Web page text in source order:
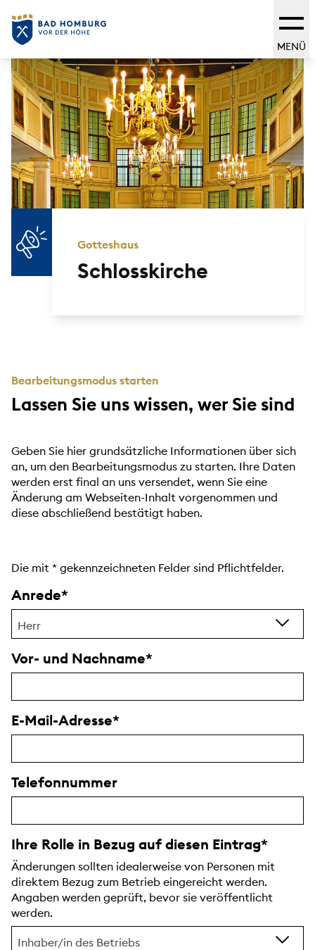
MENÜ
Gotteshaus
Schlosskirche
Bearbeitungsmodus starten
Lassen Sie uns wissen, wer Sie sind
Geben Sie hier grundsätzliche Informationen über sich
an, um den Bearbeitungsmodus zu starten. Ihre Daten
werden erst final an uns versendet, wenn Sie eine
Änderung am Webseiten-Inhalt vorgenommen und
diese abschließend bestätigt haben.
Die mit * gekennzeichneten Felder sind Pflichtfelder.
Anrede
Herr
Vor- und Nachname
E-Mail-Adresse
Telefonnummer
Ihre Rolle in Bezug auf diesen Eintrag
Änderungen sollten idealerweise von Personen mit
direktem Bezug zum Betrieb eingereicht werden.
Angaben werden geprüft, bevor sie veröffentlicht
werden.
Inhaber/in des Betriebs